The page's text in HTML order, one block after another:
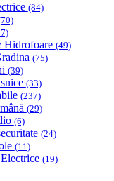
(84)
Hidrofoare (49)
(75)
(39)
(33)
(237)
(29)
(6)
(24)
(11)
(19)